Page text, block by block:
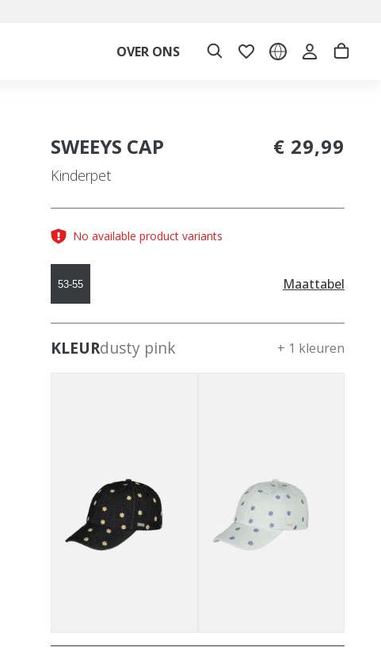
OVER ONS
SWEEYS CAP
Kinderpet
€ 29,99
No available product variants
53-55 Maattabel
KLEURdusty pink + 1 kleuren